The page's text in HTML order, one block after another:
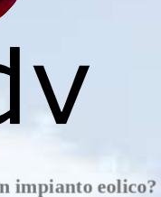
impianto eolico?